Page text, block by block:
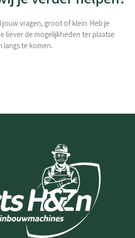
vragen, groot of klein. Heb je
liever de mogelijkheden ter plaatse
langs te komen.